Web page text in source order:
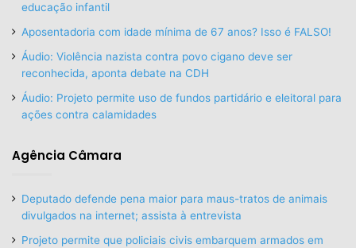
educação infantil
Aposentadoria com idade mínima de 67 anos? Isso é FALSO!
Áudio: Violência nazista contra povo cigano deve ser
reconhecida, aponta debate na CDH
Áudio: Projeto permite uso de fundos partidário e eleitoral para
ações contra calamidades
Agência Câmara
Deputado defende pena maior para maus-tratos de animais
divulgados na internet; assista à entrevista
Projeto permite que policiais civis embarquem armados em